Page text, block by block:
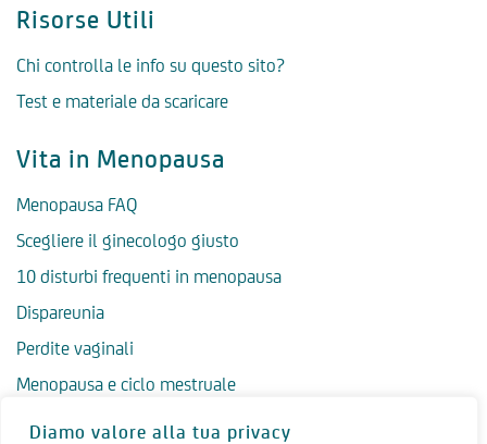
Diamo valore alla tua privacy
Risorse Utili
Chi controlla le info su questo sito?
Test e materiale da scaricare
Vita in Menopausa
Menopausa FAQ
Scegliere il ginecologo giusto
10 disturbi frequenti in menopausa
Dispareunia
Perdite vaginali
Menopausa e ciclo mestruale
Menopausa precoce